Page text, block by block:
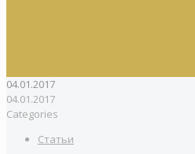
04.01.2017
04.01.2017
Categories
Статьи